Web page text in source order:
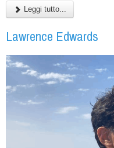
Leggi tutto...
Lawrence Edwards